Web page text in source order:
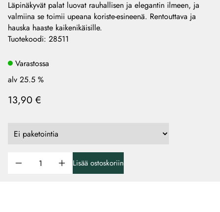
Läpinäkyvät palat luovat rauhallisen ja elegantin ilmeen, ja
valmiina se toimii upeana koriste-esineenä. Rentouttava ja
hauska haaste kaikenikäisille.
Tuotekoodi: 28511
Varastossa
alv 25.5 %
13,90 €
Lisää ostoskoriin